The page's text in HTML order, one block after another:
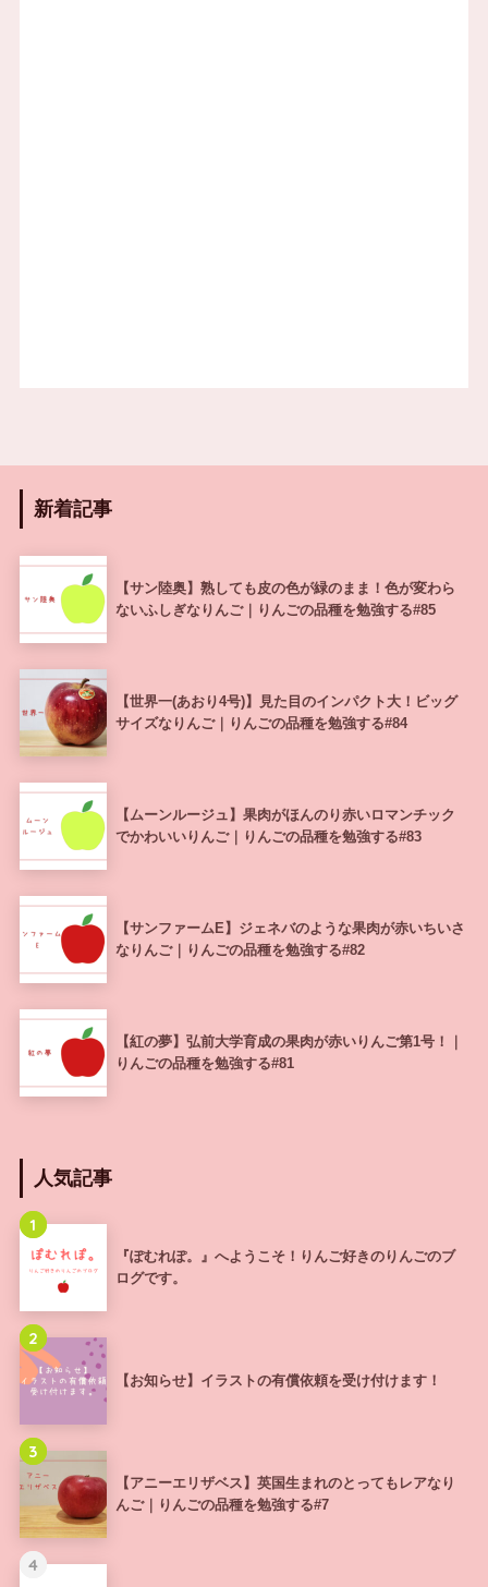
新着記事
【サン陸奥】熟しても皮の色が緑のまま！色が変わら
ないふしぎなりんご｜りんごの品種を勉強する#85
【世界一(あおり4号)】見た目のインパクト大！ビッグ
サイズなりんご｜りんごの品種を勉強する#84
【ムーンルージュ】果肉がほんのり赤いロマンチック
でかわいいりんご｜りんごの品種を勉強する#83
【サンファームE】ジェネバのような果肉が赤いちいさ
なりんご｜りんごの品種を勉強する#82
【紅の夢】弘前大学育成の果肉が赤いりんご第1号！｜
りんごの品種を勉強する#81
人気記事
1
『ぽむれぽ。』へようこそ！りんご好きのりんごのブ
ログです。
2
【お知らせ】イラストの有償依頼を受け付けます！
3
【アニーエリザベス】英国生まれのとってもレアなり
んご｜りんごの品種を勉強する#7
4